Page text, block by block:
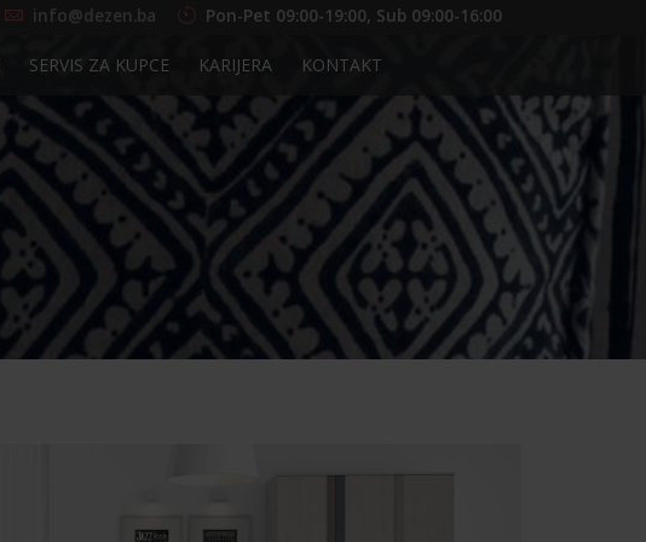
SERVIS ZA KUPCE KARIJERA KONTAKT
info@dezen.ba Pon-Pet 09:00-19:00, Sub 09:00-16:00